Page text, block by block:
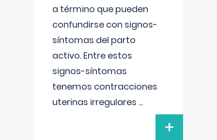
a término que pueden
confundirse con signos-
síntomas del parto
activo. Entre estos
signos-síntomas
tenemos contracciones
uterinas irregulares ...
+